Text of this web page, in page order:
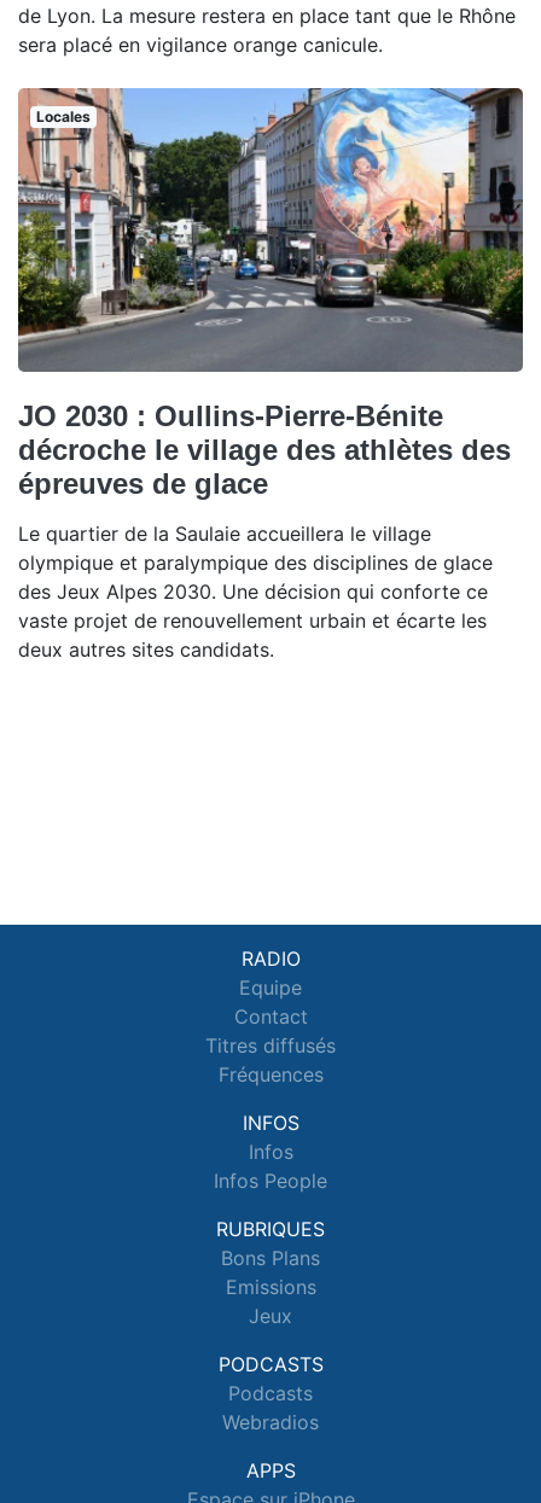
de Lyon. La mesure restera en place tant que le Rhône
sera placé en vigilance orange canicule.
Locales
JO 2030 : Oullins-Pierre-Bénite
décroche le village des athlètes des
épreuves de glace
Le quartier de la Saulaie accueillera le village
olympique et paralympique des disciplines de glace
des Jeux Alpes 2030. Une décision qui conforte ce
vaste projet de renouvellement urbain et écarte les
deux autres sites candidats.
RADIO
Equipe
Contact
Titres diffusés
Fréquences
INFOS
Infos
Infos People
RUBRIQUES
Bons Plans
Emissions
Jeux
PODCASTS
Podcasts
Webradios
APPS